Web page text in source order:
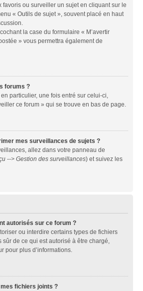
favoris ou surveiller un sujet en cliquant sur le
« Outils de sujet », souvent placé en haut
la case du formulaire « M’avertir
» vous permettra également de
forums ?
particulier, une fois entré sur celui-ci,
ce forum » qui se trouve en bas de page.
mes surveillances de sujets ?
allez dans votre panneau de
--> Gestion des surveillances) et suivez les
autorisés sur ce forum ?
ou interdire certains types de fichiers
sûr de ce qui est autorisé à être chargé,
pour plus d’informations.
fichiers joints ?